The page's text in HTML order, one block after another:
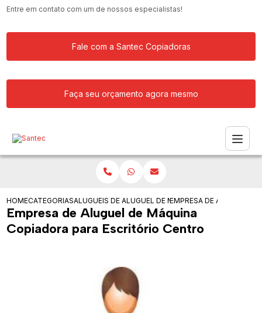
Entre em contato com um de nossos especialistas!
Fale com a Santec Copiadoras
Faça seu orçamento agora mesmo
HOMECATEGORIASALUGUEIS DE COPIADORASALUGUEL DE MAQUINA COPIADORA
EMPRESA DE ALUGUEL
Empresa de Aluguel de Máquina
Copiadora para Escritório Centro